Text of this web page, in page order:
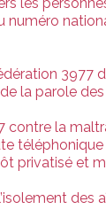
les
numéro
3977
la parole
contre la
privatisé et
des